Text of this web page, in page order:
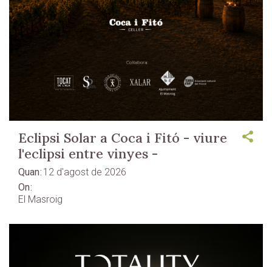
Eclipsi Solar a Coca i Fitó - viure
l'eclipsi entre vinyes -
Quan 12 d'agost de 2026
On
El Masroig